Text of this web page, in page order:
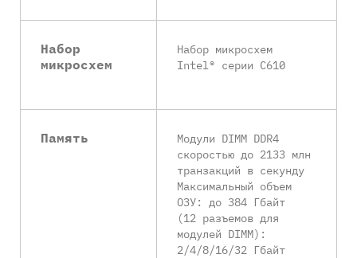
Набор
микросхем
Набор микросхем
Intel® серии C610
Память
Модули DIMM DDR4
скоростью до 2133 млн
транзакций в секунду
Максимальный объем
ОЗУ: до 384 Гбайт
(12 разъемов для
модулей DIMM):
2/4/8/16/32 Гбайт